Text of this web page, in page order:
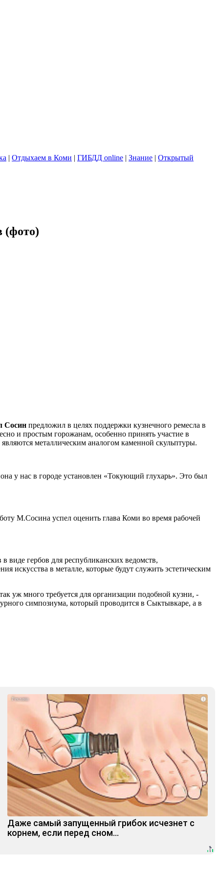
| Отдыхаем в Коми | ГИБДД online | Знание | Открытый
(фото)
Сосин предложил в целях поддержки кузнечного ремесла в
и простым горожанам, особенно принять участие в
металлическим аналогом каменной скульптуры.
у нас в городе установлен «Токующий глухарь». Это был
М.Сосина успел оценить глава Коми во время рабочей
виде гербов для республиканских ведомств,
искусства в металле, которые будут служить эстетическим
уж много требуется для организации подобной кузни, -
симпозиума, который проводится в Сыктывкаре, а в
i
Даже самый запущенный грибок исчезнет с
корнем, если перед сном…